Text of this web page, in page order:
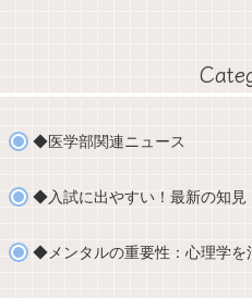
◆医学部関連ニュース
◆入試に出やすい！最新の知見
◆メンタルの重要性：心理学を